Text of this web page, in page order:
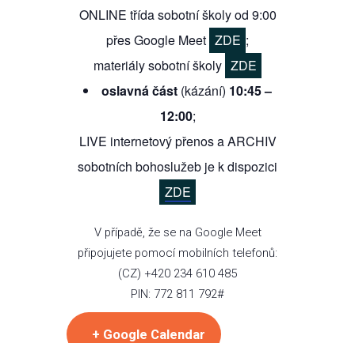
ONLINE třída sobotní školy od 9:00
přes Google Meet ZDE ;
materiály sobotní školy ZDE
oslavná část (kázání) 10:45 –
12:00;
LIVE internetový přenos a ARCHIV
sobotních bohoslužeb je k dispozici
ZDE
V případě, že se na Google Meet
připojujete pomocí mobilních telefonů:
(CZ) +420 234 610 485
PIN: 772 811 792#
+ Google Calendar